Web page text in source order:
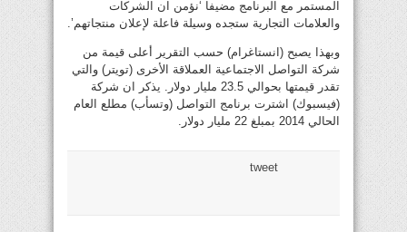
المستمر مع البرنامج مضيفا ‘نؤمن ان الشركات
والعلامات التجارية ستجده وسيلة فاعلة لإعلان منتجاتهم’.
وبهذا يصبح (انستاغرام) حسب التقرير أعلى قيمة من
شركة التواصل الاجتماعية العملاقة الأخرى (تويتر) والتي
تقدر قيمتها بحوالي 23.5 مليار دولار. يذكر ان شركة
(فيسبوك) اشترت برنامج التواصل (وتسأب) مطلع العام
الحالي 2014 بمبلغ 22 مليار دولار.
tweet